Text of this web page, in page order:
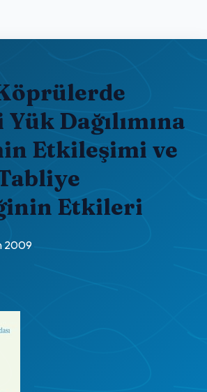
Dağılımına
Etkileşimi ve
Etkileri
2009